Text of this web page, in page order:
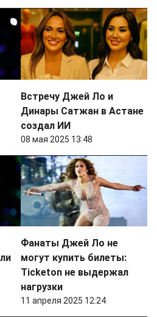
Встречу Джей Ло и
Динары Сатжан в Астане
создал ИИ
08 мая 2025 13:48
Фанаты Джей Ло не
могут купить билеты:
Ticketon не выдержал
нагрузки
11 апреля 2025 12:24